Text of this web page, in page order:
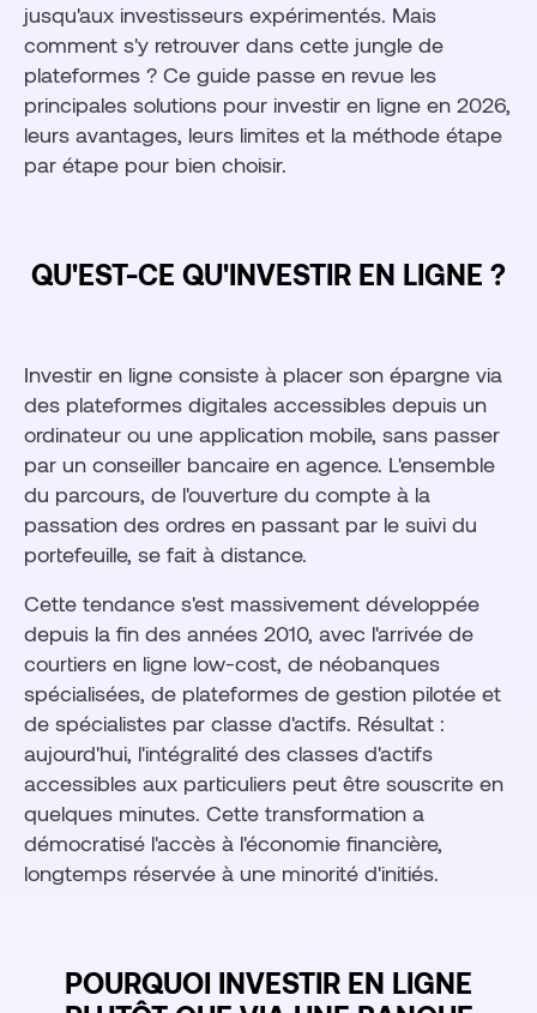
jusqu'aux investisseurs expérimentés. Mais
comment s'y retrouver dans cette jungle de
plateformes ? Ce guide passe en revue les
principales solutions pour investir en ligne en 2026,
leurs avantages, leurs limites et la méthode étape
par étape pour bien choisir.
QU'EST-CE QU'INVESTIR EN LIGNE ?
Investir en ligne consiste à placer son épargne via
des plateformes digitales accessibles depuis un
ordinateur ou une application mobile, sans passer
par un conseiller bancaire en agence. L'ensemble
du parcours, de l'ouverture du compte à la
passation des ordres en passant par le suivi du
portefeuille, se fait à distance.
Cette tendance s'est massivement développée
depuis la fin des années 2010, avec l'arrivée de
courtiers en ligne low-cost, de néobanques
spécialisées, de plateformes de gestion pilotée et
de spécialistes par classe d'actifs. Résultat :
aujourd'hui, l'intégralité des classes d'actifs
accessibles aux particuliers peut être souscrite en
quelques minutes. Cette transformation a
démocratisé l'accès à l'économie financière,
longtemps réservée à une minorité d'initiés.
POURQUOI INVESTIR EN LIGNE